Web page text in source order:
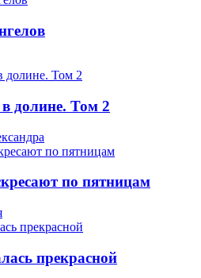
долине. Том 2
по пятницам
прекрасной